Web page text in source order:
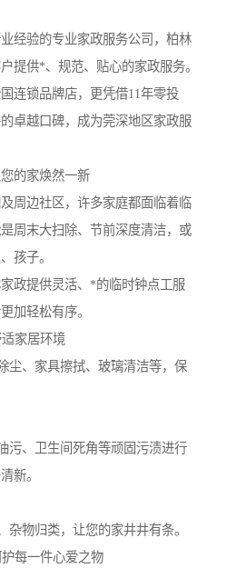
经验的专业家政服务公司，柏林
提供*、规范、贴心的家政服务。
连锁品牌店，更凭借11年零投
卓越口碑，成为莞深地区家政服
的家焕然一新
周边社区，许多家庭都面临着临
周末大扫除、节前深度清洁，或
孩子。
政提供灵活、*的临时钟点工服
加轻松有序。
家居环境
尘、家具擦拭、玻璃清洁等，保
污、卫生间死角等顽固污渍进行
新。
杂物归类，让您的家井井有条。
每一件心爱之物